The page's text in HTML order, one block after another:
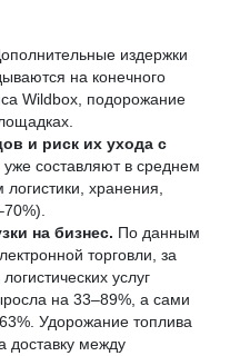
издержки
на конечного
Wildbox, подорожание
и риск их ухода с
составляют в среднем
хранения,
на бизнес. По данным
торговли, за
услуг
на 33–89%, а сами
Удорожание топлива
доставку между